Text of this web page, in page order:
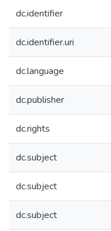
dc.identifier
dc.identifier.uri
dc.language
dc.publisher
dc.rights
dc.subject
dc.subject
dc.subject